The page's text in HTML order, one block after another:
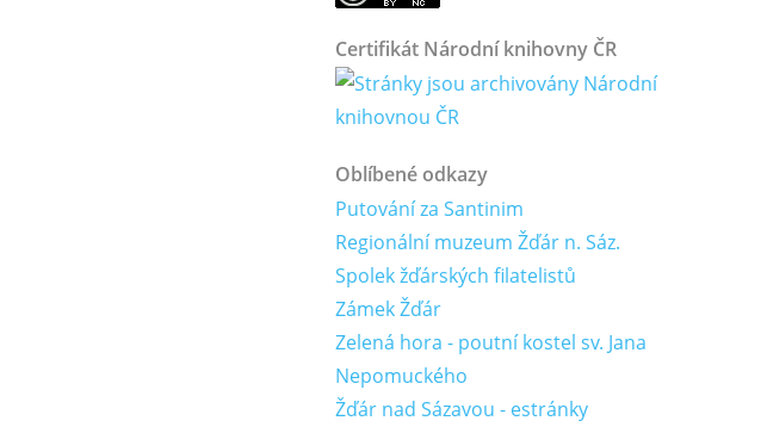
Certifikát Národní knihovny ČR
Oblíbené odkazy
Putování za Santinim
Regionální muzeum Žďár n. Sáz.
Spolek žďárských filatelistů
Zámek Žďár
Zelená hora - poutní kostel sv. Jana
Nepomuckého
Žďár nad Sázavou - estránky